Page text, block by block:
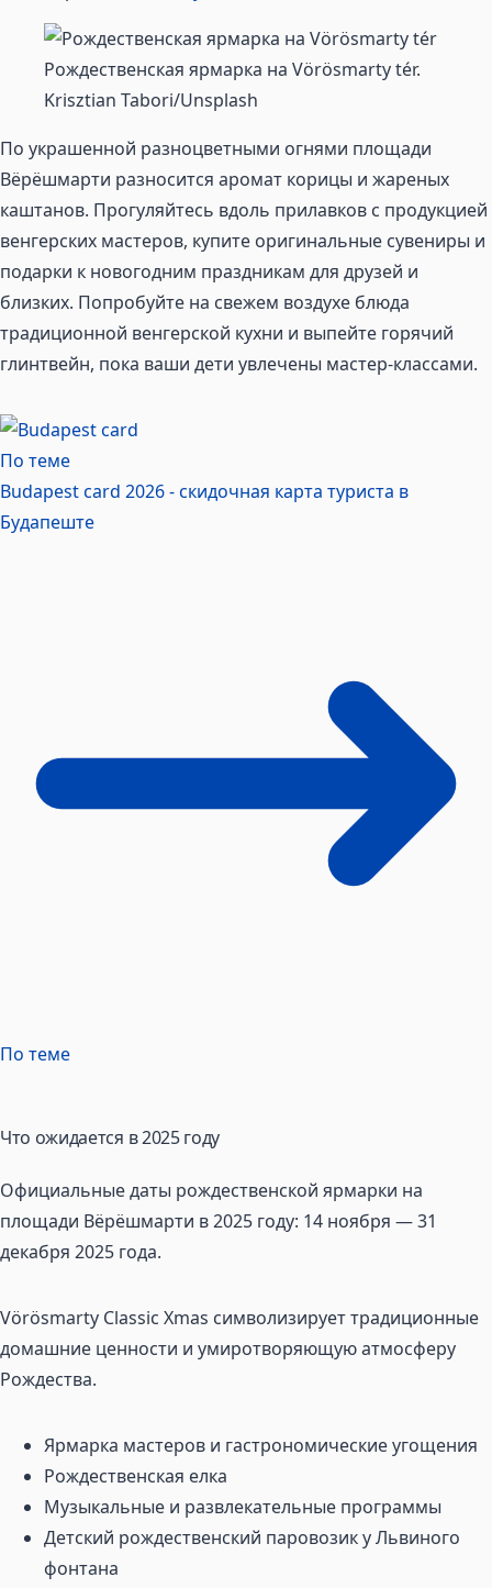
Рождественская ярмарка на Vörösmarty tér.
Krisztian Tabori/Unsplash
По украшенной разноцветными огнями площади
Вёрёшмарти разносится аромат корицы и жареных
каштанов. Прогуляйтесь вдоль прилавков с продукцией
венгерских мастеров, купите оригинальные сувениры и
подарки к новогодним праздникам для друзей и
близких. Попробуйте на свежем воздухе блюда
традиционной венгерской кухни и выпейте горячий
глинтвейн, пока ваши дети увлечены мастер-классами.
По теме
Budapest card 2026 - скидочная карта туриста в
Будапеште
По теме
Что ожидается в 2025 году
Официальные даты рождественской ярмарки на
площади Вёрёшмарти в 2025 году: 14 ноября — 31
декабря 2025 года.
Vörösmarty Classic Xmas символизирует традиционные
домашние ценности и умиротворяющую атмосферу
Рождества.
Ярмарка мастеров и гастрономические угощения
Рождественская елка
Музыкальные и развлекательные программы
Детский рождественский паровозик у Львиного
фонтана